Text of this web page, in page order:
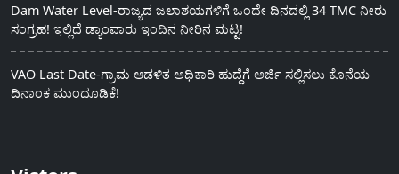
Dam Water Level-ರಾಜ್ಯದ ಜಲಾಶಯಗಳಿಗೆ ಒಂದೇ ದಿನದಲ್ಲಿ 34 TMC ನೀರು
ಸಂಗ್ರಹ! ಇಲ್ಲಿದೆ ಡ್ಯಾಂವಾರು ಇಂದಿನ ನೀರಿನ ಮಟ್ಟ!
VAO Last Date-ಗ್ರಾಮ ಆಡಳಿತ ಅಧಿಕಾರಿ ಹುದ್ದೆಗೆ ಅರ್ಜಿ ಸಲ್ಲಿಸಲು ಕೊನೆಯ
ದಿನಾಂಕ ಮುಂದೂಡಿಕೆ!